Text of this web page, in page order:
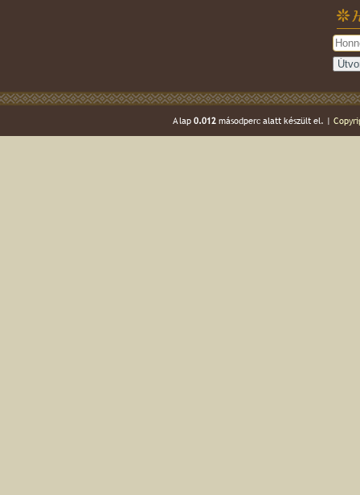
A lap 0.012másodperc alatt készült el. |